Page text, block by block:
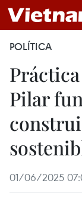
POLÍTICA
Pilar
01/06/2025